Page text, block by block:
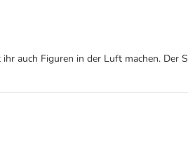
auch Figuren in der Luft machen.